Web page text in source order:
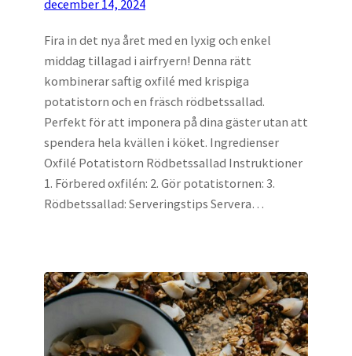
december 14, 2024
Fira in det nya året med en lyxig och enkel
middag tillagad i airfryern! Denna rätt
kombinerar saftig oxfilé med krispiga
potatistorn och en fräsch rödbetssallad.
Perfekt för att imponera på dina gäster utan att
spendera hela kvällen i köket. Ingredienser
Oxfilé Potatistorn Rödbetssallad Instruktioner
1. Förbered oxfilén: 2. Gör potatistornen: 3.
Rödbetssallad: Serveringstips Servera…